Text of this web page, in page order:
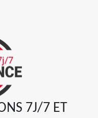
7J/7 ET